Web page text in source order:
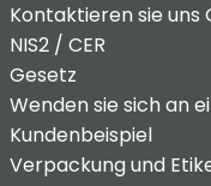
Kontaktieren sie uns
NIS2 / CER
Gesetz
Wenden sie sich an
Kundenbeispiel
Verpackung und